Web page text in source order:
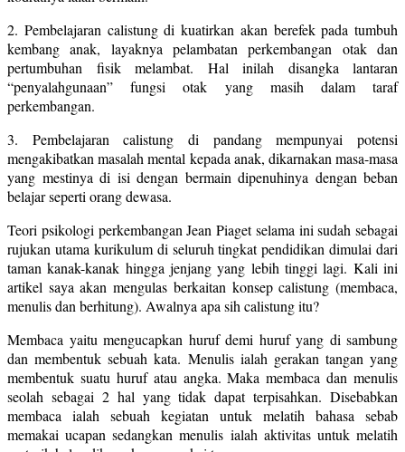
2. Pembelajaran calistung di kuatirkan akan berefek pada tumbuh
kembang anak, layaknya pelambatan perkembangan otak dan
pertumbuhan fisik melambat. Hal inilah disangka lantaran
“penyalahgunaan” fungsi otak yang masih dalam taraf
perkembangan.
3. Pembelajaran calistung di pandang mempunyai potensi
mengakibatkan masalah mental kepada anak, dikarnakan masa-masa
yang mestinya di isi dengan bermain dipenuhinya dengan beban
belajar seperti orang dewasa.
Teori psikologi perkembangan Jean Piaget selama ini sudah sebagai
rujukan utama kurikulum di seluruh tingkat pendidikan dimulai dari
taman kanak-kanak hingga jenjang yang lebih tinggi lagi. Kali ini
artikel saya akan mengulas berkaitan konsep calistung (membaca,
menulis dan berhitung). Awalnya apa sih calistung itu?
Membaca yaitu mengucapkan huruf demi huruf yang di sambung
dan membentuk sebuah kata. Menulis ialah gerakan tangan yang
membentuk suatu huruf atau angka. Maka membaca dan menulis
seolah sebagai 2 hal yang tidak dapat terpisahkan. Disebabkan
membaca ialah sebuah kegiatan untuk melatih bahasa sebab
memakai ucapan sedangkan menulis ialah aktivitas untuk melatih